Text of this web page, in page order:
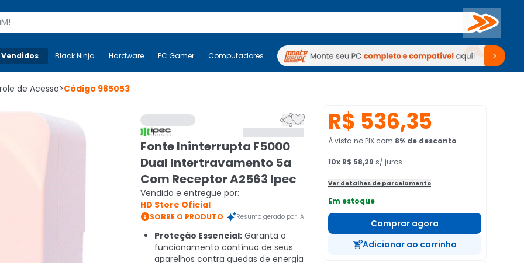
Buscar
Mais-v- Black Ninja Hardware PC Gamer Computadores Periféricos TV Venda no KaBuM!
Black Ninja Hardware PC Gamer Computadores Periféricos TV Venda no KaBuM!
de Acesso>Código 985053

Fonte Ininterrupta F5000
Dual Intertravamento 5a
Com Receptor A2563 Ipec
Vendido e entregue por:
HD Store Oficial
SOBRE O PRODUTO Resumo gerado por IA
Proteção Essencial: Garanta o
funcionamento contínuo de seus
aparelhos contra quedas de energia
R$ 536,35
À vista no PIX com 8% de desconto
10x R$ 58,29 s/ juros
Ver detalhes de parcelamento
Em estoque
Comprar agora
Adicionar ao carrinho